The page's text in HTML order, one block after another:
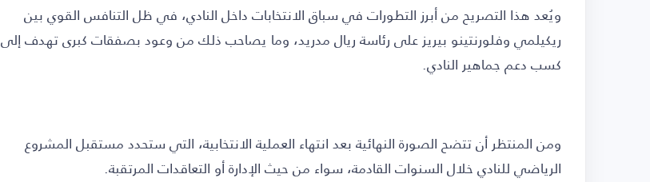
ويُعد هذا التصريح من أبرز التطورات في سباق الانتخابات داخل النادي، في ظل التنافس القوي بين
ريكيلمي وفلورنتينو بيريز على رئاسة ريال مدريد، وما يصاحب ذلك من وعود بصفقات كبرى تهدف إلى
كسب دعم جماهير النادي.
ومن المنتظر أن تتضح الصورة النهائية بعد انتهاء العملية الانتخابية، التي ستحدد مستقبل المشروع
الرياضي للنادي خلال السنوات القادمة، سواء من حيث الإدارة أو التعاقدات المرتقبة.